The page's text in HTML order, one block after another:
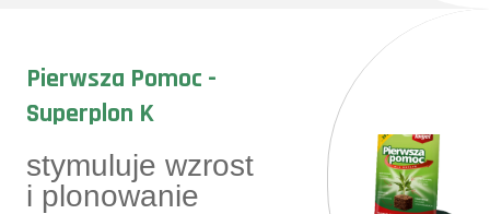
Pierwsza Pomoc -
Superplon K
stymuluje wzrost
i plonowanie